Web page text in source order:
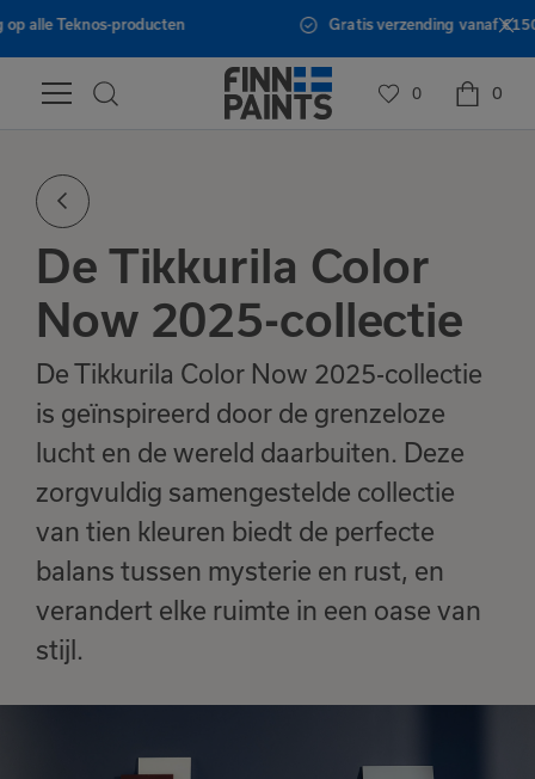
Gratis verzending vanaf €150,- binnen Nederland
0 0
De Tikkurila Color
Now 2025-collectie
De Tikkurila Color Now 2025-collectie
is geïnspireerd door de grenzeloze
lucht en de wereld daarbuiten. Deze
zorgvuldig samengestelde collectie
van tien kleuren biedt de perfecte
balans tussen mysterie en rust, en
verandert elke ruimte in een oase van
stijl.